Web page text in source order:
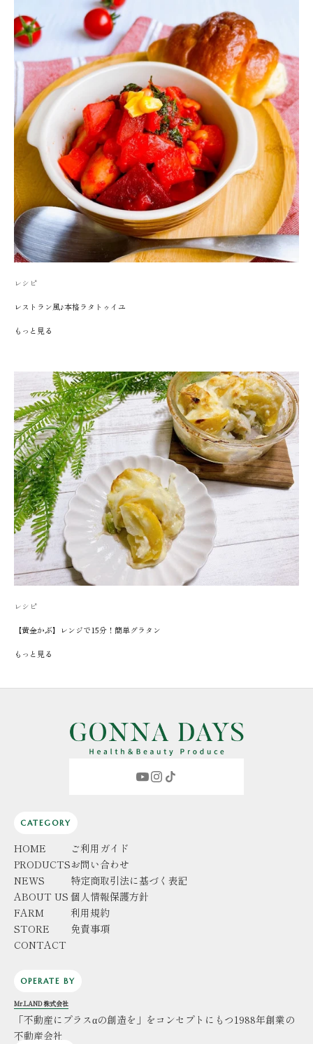
レシピ
レストラン風♪本格ラタトゥイユ
もっと見る
レシピ
【黄金かぶ】レンジで15分！簡単グラタン
もっと見る
CATEGORY
HOME
PRODUCTS
NEWS
ABOUT US
FARM
STORE
CONTACT
ご利用ガイド
お問い合わせ
特定商取引法に基づく表記
個人情報保護方針
利用規約
免責事項
OPERATE BY
Mr.LAND 株式会社
「不動産にプラスαの創造を」をコンセプトにもつ1988年創業の
不動産会社